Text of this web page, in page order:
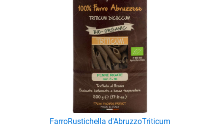
FarroRustichella d'AbruzzoTriticum